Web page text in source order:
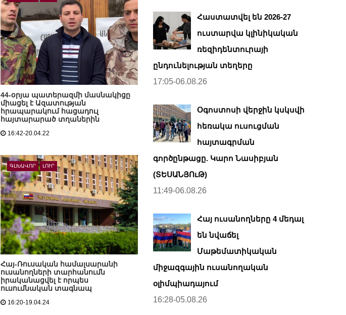
44-օրյա պատերազմի մասնակիցը
միացել է Ազատության
հրապարակում հացադուլ
հայտարարած տղաներին
16:42-20.04.22
ԳԼԽԱՎՈՐ ԼՈՒՐ
Հայ-Ռուսական համալսարանի
ուսանողների տարհանումն
իրականացվել է որպես
ուսումնական տագնապ
16:20-19.04.24
Հաստատվել են 2026-27
ուստարվա կլինիկական
ռեզիդենտուրայի
ընդունելության տեղերը
17:05-06.08.26
Օգոստոսի վերջին կսկսվի
հեռակա ուսուցման
հայտագրման
գործընթացը. Կարո Նասիբյան
(ՏԵՍԱՆՅՈւԹ)
11:49-06.08.26
Հայ ուսանողները 4 մեդալ
են նվաճել
Մաթեմատիկական
միջազգային ուսանողական
օլիմպիադայում
16:28-05.08.26